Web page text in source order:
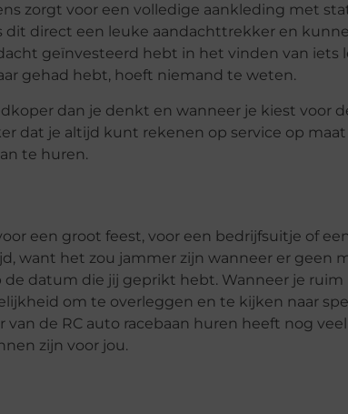
zorgt voor een volledige aankleding met
dit direct een leuke aandachttrekker en
geïnvesteerd hebt in het vinden van iets
gehad hebt, hoeft niemand te weten.
dan je denkt en wanneer je kiest voor
dat je altijd kunt rekenen op service op
te huren.
een groot feest, voor een bedrijfsuitje of
want het zou jammer zijn wanneer er geen
datum die jij geprikt hebt. Wanneer je ruim
om te overleggen en te kijken naar
de RC auto racebaan huren heeft nog
zijn voor jou.